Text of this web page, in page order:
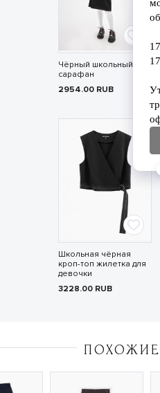
Чёрный школьный
сарафан
2954.00 RUB
Школьная чёрная
кроп-топ жилетка для
девочки
3228.00 RUB